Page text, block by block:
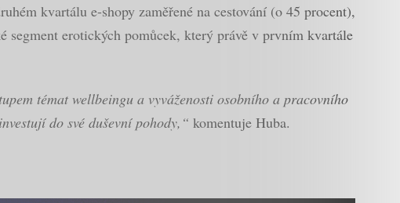
kvartálu e-shopy zaměřené na cestování (o 45 procent),
segment erotických pomůcek, který právě v prvním kvartále
témat wellbeingu a vyváženosti osobního a pracovního
do své duševní pohody,“ komentuje Huba.